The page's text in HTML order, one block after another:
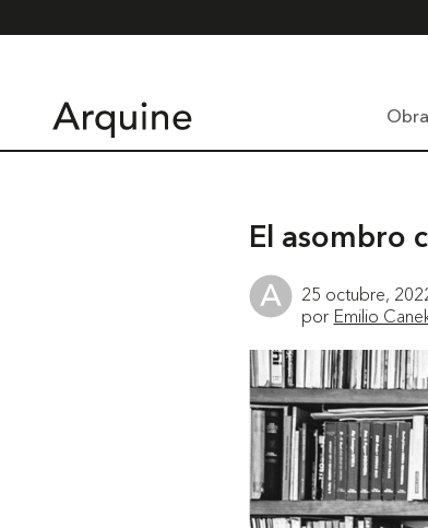
El asombro
25 octubre,
por Emilio